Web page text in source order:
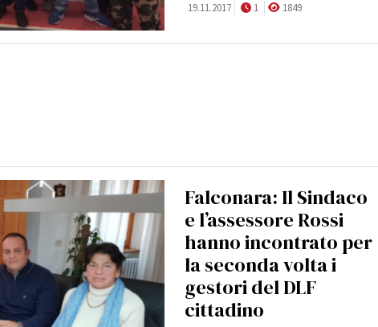
19.11.2017
1 1849
Falconara: Il Sindaco
e l’assessore Rossi
hanno incontrato per
la seconda volta i
gestori del DLF
cittadino